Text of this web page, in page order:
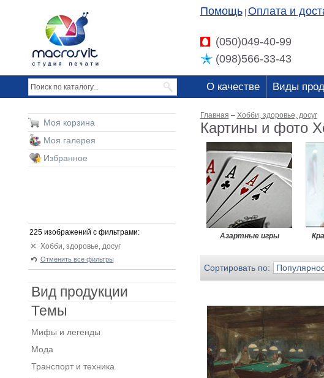
Помощь Оплата и
(050)049-40-99
(098)566-33-43
О качестве Виды
Главная – Хобби, здоровье, досуг
Картины и фото
Азартные игры
Сортировать по:
Моя корзина
Моя галерея
Избранное
225 изображений с фильтрами:
Хобби, здоровье, досуг
Отменить все фильтры
Вид продукции
Темы
Мифы и легенды
Мода
Транспорт и техника